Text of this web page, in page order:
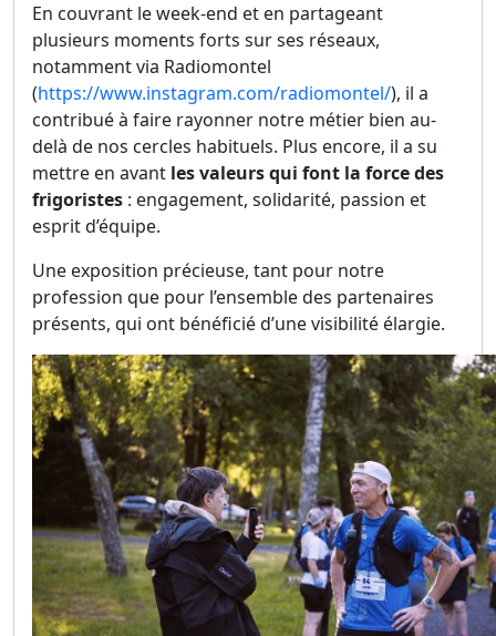
En couvrant le week-end et en partageant
plusieurs moments forts sur ses réseaux,
notamment via Radiomontel
(https://www.instagram.com/radiomontel/), il a
contribué à faire rayonner notre métier bien au-
delà de nos cercles habituels. Plus encore, il a su
mettre en avant les valeurs qui font la force des
frigoristes : engagement, solidarité, passion et
esprit d’équipe.
Une exposition précieuse, tant pour notre
profession que pour l’ensemble des partenaires
présents, qui ont bénéficié d’une visibilité élargie.